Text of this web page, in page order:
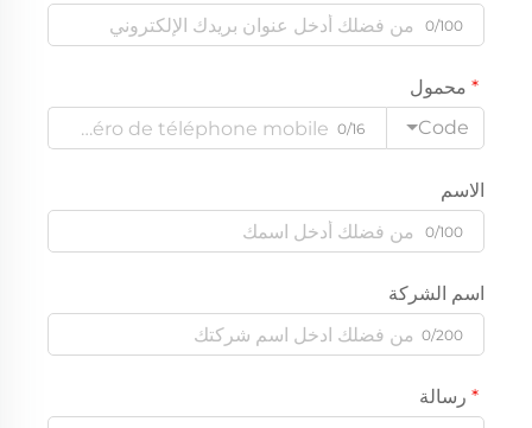
0/100
محمول
Code
0/16
الاسم
0/100
اسم الشركة
0/200
رسالة